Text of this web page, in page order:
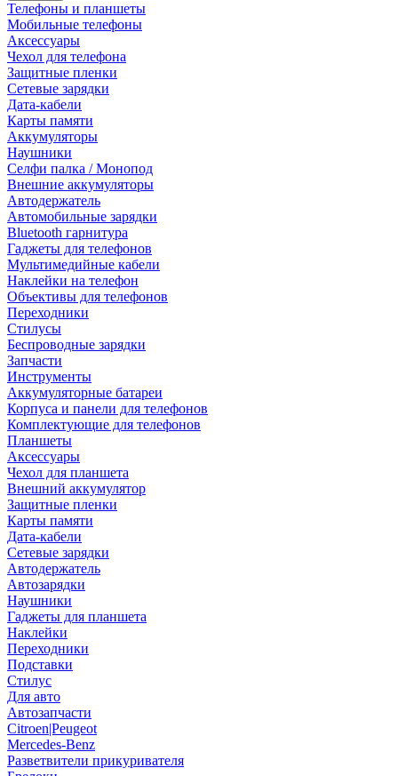
Телефоны и планшеты
Мобильные телефоны
Аксессуары
Чехол для телефона
Защитные пленки
Сетевые зарядки
Дата-кабели
Карты памяти
Аккумуляторы
Наушники
Селфи палка / Монопод
Внешние аккумуляторы
Автодержатель
Автомобильные зарядки
Bluetooth гарнитура
Гаджеты для телефонов
Мультимедийные кабели
Наклейки на телефон
Объективы для телефонов
Переходники
Стилусы
Беспроводные зарядки
Запчасти
Инструменты
Аккумуляторные батареи
Корпуса и панели для телефонов
Комплектующие для телефонов
Планшеты
Аксессуары
Чехол для планшета
Внешний аккумулятор
Защитные пленки
Карты памяти
Дата-кабели
Сетевые зарядки
Автодержатель
Автозарядки
Наушники
Гаджеты для планшета
Наклейки
Переходники
Подставки
Стилус
Для авто
Автозапчасти
Citroen|Peugeot
Mercedes-Benz
Разветвители прикуривателя